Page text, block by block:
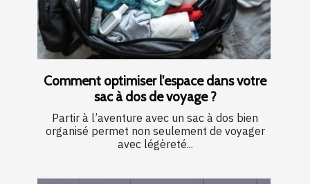
Comment optimiser l'espace dans votre
sac à dos de voyage ?
Partir à l’aventure avec un sac à dos bien
organisé permet non seulement de voyager
avec légèreté...